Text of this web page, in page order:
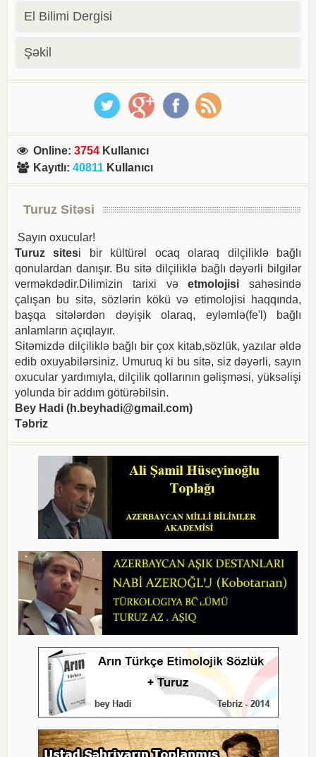
El Bilimi Dergisi
Şəkil
Online:3754 Kullanıcı
Kayıtlı:40811 Kullanıcı
Turuz Sitəsi
Sayın oxucular!
Turuz sitesi bir kültürəl ocaq olaraq dilçiliklə bağlı
qonulardan danışır. Bu sitə dilçiliklə bağlı dəyərli bilgilər
verməkdədir.Dilimizin tarixi vəetmolojisi sahəsində
çalışan bu sitə, sözlərin kökü və etimolojisi haqqında,
başqa sitələrdən dəyişik olaraq, eyləmlə(fe'l) bağlı
anlamların açıqlayır.
Sitəmizdə dilçiliklə bağlı bir çox kitab,sözlük, yazılar əldə
edib oxuyabilərsiniz. Umuruq ki bu sitə, siz dəyərli, sayın
oxucular yardımıyla, dilçilik qollarının gəlişməsi, yüksəlişi
yolunda bir addım götürəbilsin.
Bey Hadi (h.beyhadi@gmail.com)
Təbriz